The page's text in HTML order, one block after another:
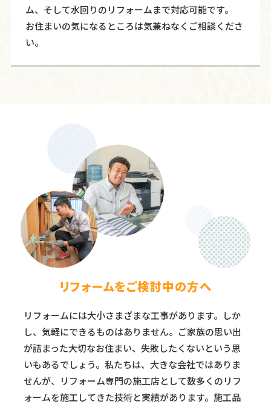
ム、そして水回りのリフォームまで対応可能です。
お住まいの気になるところは気兼ねなくご相談くださ
い。
リフォームをご検討中の方へ
リフォームには大小さまざまな工事があります。しか
し、気軽にできるものはありません。ご家族の思い出
が詰まった大切なお住まい、失敗したくないという思
いもあるでしょう。私たちは、大きな会社ではありま
せんが、リフォーム専門の施工店として数多くのリフ
ォームを施工してきた技術と実績があります。施工品